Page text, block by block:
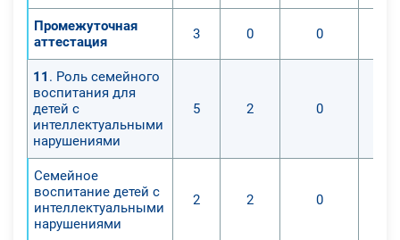
Промежуточная
аттестация
3 0 0
11 . Роль семейного
воспитания для
детей с
интеллектуальными
нарушениями
5 2 0
Семейное
воспитание детей с
интеллектуальными
нарушениями
2 2 0